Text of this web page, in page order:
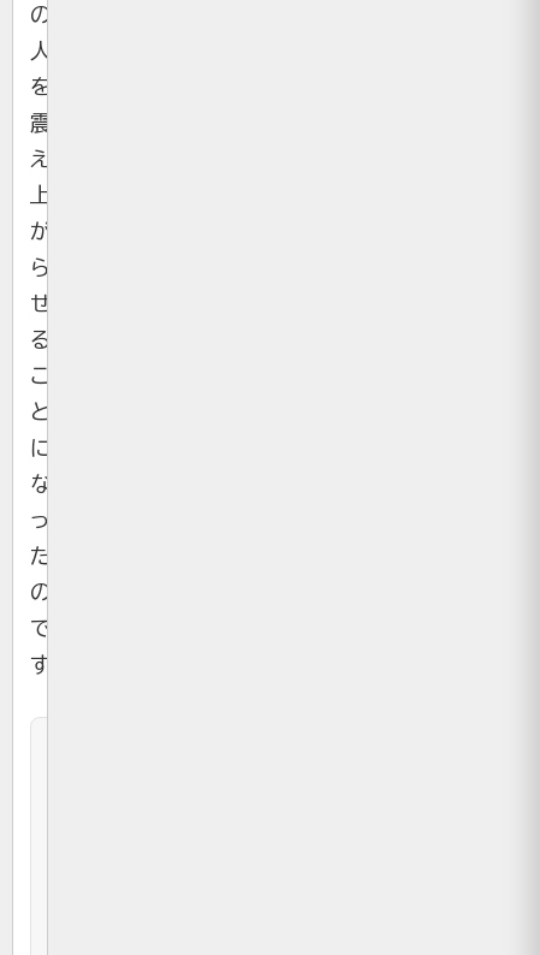
の
人々
を
震
え
上
が
ら
せ
る
こ
と
に
な
っ
た
の
で
す。